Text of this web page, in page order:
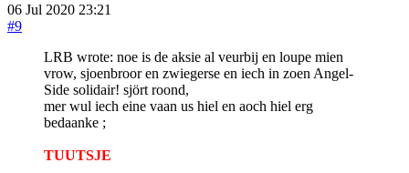
06 Jul 2020 23:21
#9
LRB wrote: noe is de aksie al veurbij en loupe mien
vrow, sjoenbroor en zwiegerse en iech in zoen Angel-
Side solidair! sjört roond,
mer wul iech eine vaan us hiel en aoch hiel erg
bedaanke ;
TUUTSJE